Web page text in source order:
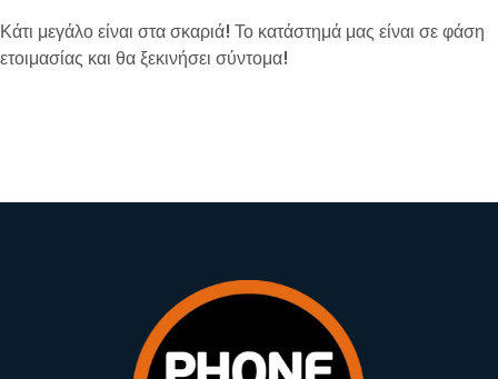
Κάτι μεγάλο είναι στα σκαριά! Το κατάστημά μας είναι σε φάση
ετοιμασίας και θα ξεκινήσει σύντομα!